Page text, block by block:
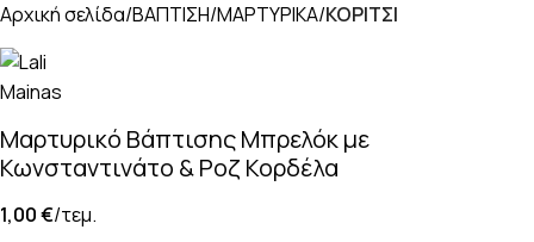
Αρχική σελίδα ΒΑΠΤΙΣΗ ΜΑΡΤΥΡΙΚΑ ΚΟΡΙΤΣΙ
Μαρτυρικό Βάπτισης Μπρελόκ με
Κωνσταντινάτο & Ροζ Κορδέλα
1,00€/τεμ.